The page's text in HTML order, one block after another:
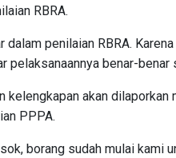
RBRA.
dalam penilaian RBRA.
pelaksanaannya benar-benar
kelengkapan akan
PPPA.
borang sudah mulai kami